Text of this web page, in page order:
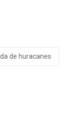
de huracanes